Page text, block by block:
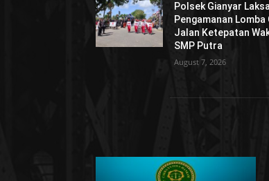
Polsek Gianyar
Pengamanan Lomba
Jalan Ketepatan
SMP Putra
August 7, 2026